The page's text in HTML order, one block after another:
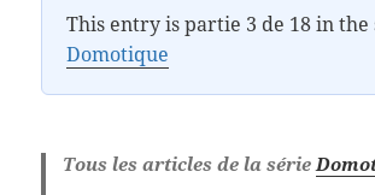
This entry is partie 3 de 18 in the
Domotique
Tous les articles de la série